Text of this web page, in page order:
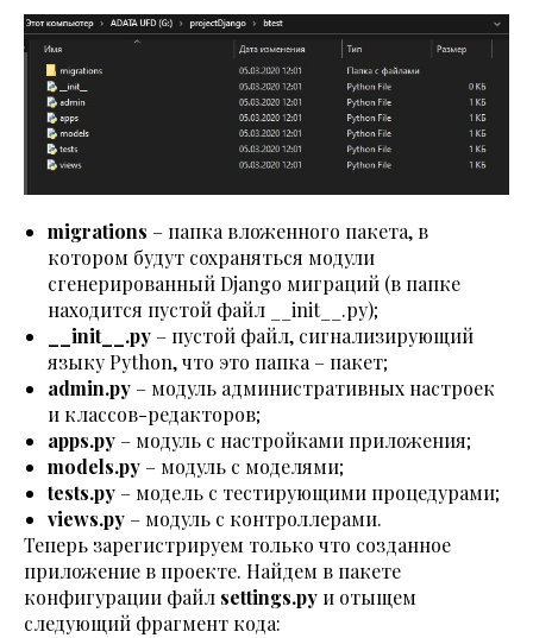
migrations – папка вложенного пакета, в
котором будут сохраняться модули
сгенерированный Django миграций (в папке
находится пустой файл __init__.py);
__init__.py – пустой файл, сигнализирующий
языку Python, что это папка – пакет;
admin.py – модуль административных настроек
и классов-редакторов;
apps.py – модуль с настройками приложения;
models.py – модуль с моделями;
tests.py – модель с тестирующими процедурами;
views.py – модуль с контроллерами.
Теперь зарегистрируем только что созданное
приложение в проекте. Найдем в пакете
конфигурации файл settings.py и отыщем
следующий фрагмент кода: